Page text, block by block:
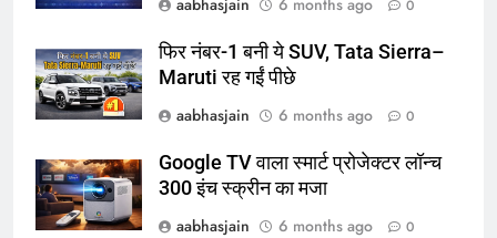
aabhasjain
6 months ago 0
फिर नंबर-1 बनी ये SUV, Tata Sierra–
Maruti रह गईं पीछे
aabhasjain
6 months ago 0
Google TV वाला स्मार्ट प्रोजेक्टर लॉन्च
300 इंच स्क्रीन का मजा
aabhasjain
6 months ago 0